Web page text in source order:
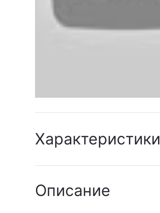
Характеристики
Гарантия
Описание